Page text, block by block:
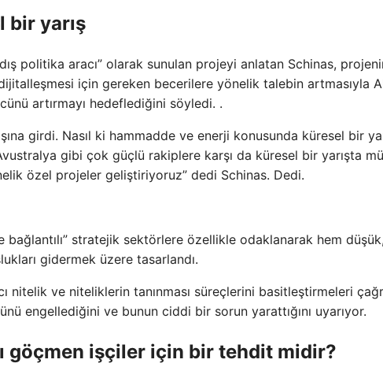
bir yarış
politika aracı” olarak sunulan projeyi anlatan Schinas,
için gereken becerilere yönelik talebin artmasıyla
artırmayı hedeflediğini söyledi. .
girdi. Nasıl ki hammadde ve enerji konusunda küresel bir
gibi çok güçlü rakiplere karşı da küresel bir yarışta
özel projeler geliştiriyoruz” dedi Schinas. Dedi.
stratejik sektörlere özellikle odaklanarak hem
gidermek üzere tasarlandı.
nitelik ve niteliklerin tanınması süreçlerini basitleştirmeleri
engellediğini ve bunun ciddi bir sorun yarattığını uyarıyor.
göçmen işçiler için bir tehdit midir?